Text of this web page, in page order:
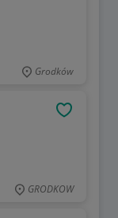
Grodków
GRODKOW